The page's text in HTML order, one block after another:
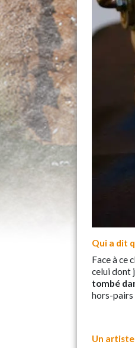
Qui a dit
Face à ce
celui dont
tombé
hors-pairs
Un